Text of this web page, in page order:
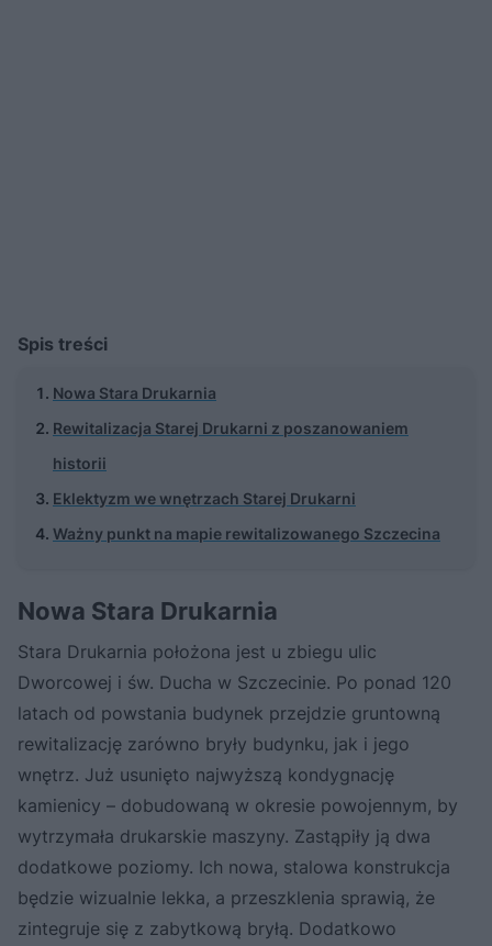
Spis treści
Nowa Stara Drukarnia
Rewitalizacja Starej Drukarni z poszanowaniem
historii
Eklektyzm we wnętrzach Starej Drukarni
Ważny punkt na mapie rewitalizowanego Szczecina
Nowa Stara Drukarnia
Stara Drukarnia położona jest u zbiegu ulic
Dworcowej i św. Ducha w Szczecinie. Po ponad 120
latach od powstania budynek przejdzie gruntowną
rewitalizację zarówno bryły budynku, jak i jego
wnętrz. Już usunięto najwyższą kondygnację
kamienicy – dobudowaną w okresie powojennym, by
wytrzymała drukarskie maszyny. Zastąpiły ją dwa
dodatkowe poziomy. Ich nowa, stalowa konstrukcja
będzie wizualnie lekka, a przeszklenia sprawią, że
zintegruje się z zabytkową bryłą. Dodatkowo